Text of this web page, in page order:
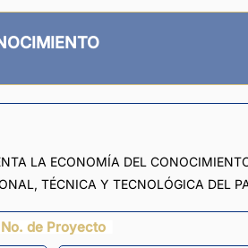
LA ECONOMÍA DEL
TÉCNICA Y TECNOLÓGICA DEL
No. de Proyecto